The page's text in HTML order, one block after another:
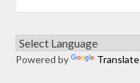
Powered by Translate